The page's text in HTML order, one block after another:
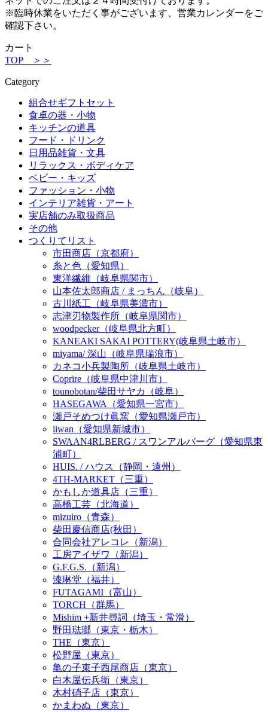
※臨時休業をいただく事がございます、営業カレンダーをご
確認下さい。
カート
TOP ＞＞
Category
組合せギフトセット
食卓の器・小物
キッチンの道具
フード・ドリンク
日用品雑貨・文具
リラックス・ボディケア
ベビー・キッズ
ファッション・小物
インテリア雑貨・アート
実店舗のみ取扱商品
その他
つくりてリスト
市田商店（京都府）
糸と色（愛知県）
東洋繊維（岐阜県関市）
山本佐太郎商店 / まっちん（岐阜）
古川紙工（岐阜県美濃市）
志津刃物製作所（岐阜県関市）
woodpecker（岐阜県北方町）
KANEAKI SAKAI POTTERY(岐阜県土岐市）
miyama/ 深山（岐阜県瑞浪市）
カネコ小兵製陶所（岐阜県土岐市）
Coprire（岐阜県中津川市）
tounobotan/柴田サヤカ（岐阜）
HASEGAWA（愛知県一宮市）
瀬戸そめつけ眞窯（愛知県瀬戸市）
iiwan（愛知県新城市）
SWAAN4RLBERG / スワンアルバーグ（愛知県東
浦町）
HUIS. / ハウス（静岡・遠州）
4TH-MARKET（三重）
かもしか道具店（三重）
高橋工芸（北海道）
mizuiro（青森）
柴田慶信商店(秋田）
合同会社アレコレ（新潟）
工房アイザワ（新潟）
G.F.G.S.（新潟）
漆琳堂（福井）
FUTAGAMI（富山）
TORCH（群馬）
Mishim +新井尋詞（埼玉・常滑）
野田琺瑯（東京・栃木）
THE（東京）
松野屋（東京）
亀の子束子西尾商店（東京）
白木屋伝兵衛（東京）
木村硝子店（東京）
かまわぬ（東京）